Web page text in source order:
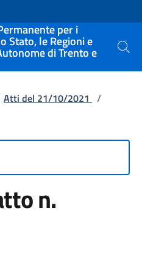
per i
Stato, le Regioni e
di Trento e Cerca
Atti del 21/10/2021 /
n.